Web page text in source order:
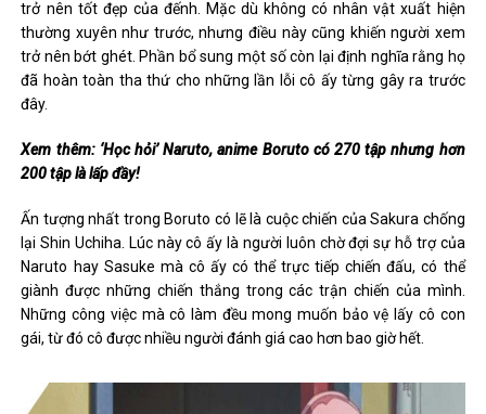
trở nên tốt đẹp của đếnh. Mặc dù không có nhân vật xuất hiện
thường xuyên như trước, nhưng điều này cũng khiến người xem
trở nên bớt ghét. Phần bổ sung một số còn lại định nghĩa rằng họ
đã hoàn toàn tha thứ cho những lần lỗi cô ấy từng gây ra trước
đây.
Xem thêm: ‘Học hỏi’ Naruto, anime Boruto có 270 tập nhưng hơn
200 tập là lấp đầy!
Ấn tượng nhất trong Boruto có lẽ là cuộc chiến của Sakura chống
lại Shin Uchiha. Lúc này cô ấy là người luôn chờ đợi sự hỗ trợ của
Naruto hay Sasuke mà cô ấy có thể trực tiếp chiến đấu, có thể
giành được những chiến thắng trong các trận chiến của mình.
Những công việc mà cô làm đều mong muốn bảo vệ lấy cô con
gái, từ đó cô được nhiều người đánh giá cao hơn bao giờ hết.